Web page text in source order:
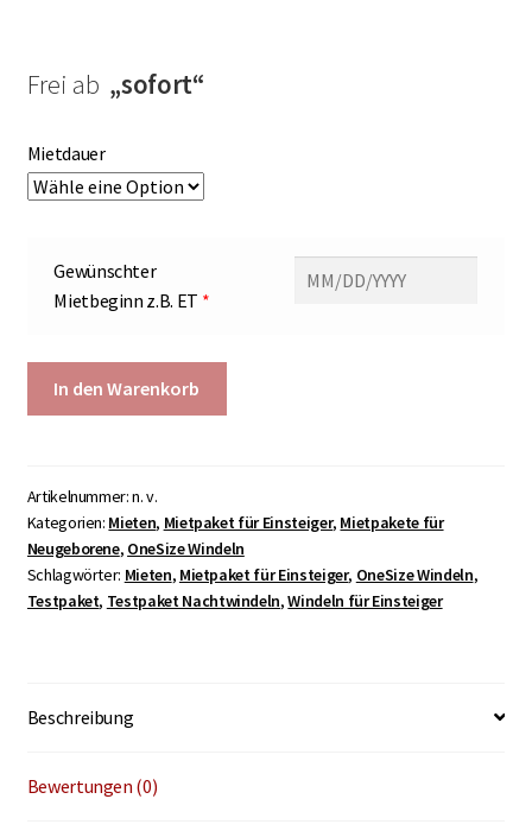
Frei ab „sofort“
Mietdauer
Gewünschter
Mietbeginn z.B. ET *
Höschenwindeln
Menge
In den Warenkorb
Artikelnummer:n. v.
Kategorien: Mieten, Mietpaket für Einsteiger, Mietpakete für
Neugeborene, OneSize Windeln
Schlagwörter: Mieten, Mietpaket für Einsteiger, OneSize Windeln,
Testpaket, Testpaket Nachtwindeln,Windeln für Einsteiger
Beschreibung
Bewertungen (0)